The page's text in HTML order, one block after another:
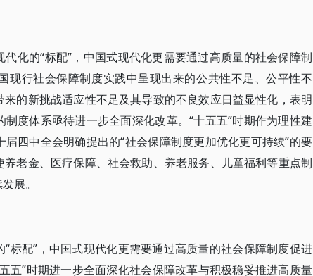
化的“标配”，中国式现代化更需要通过高质量的社会保障制
现行社会保障制度实践中呈现出来的公共性不足、公平性不
的新挑战适应性不足及其导致的不良效应日益显性化，表明
度体系亟待进一步全面深化改革。“十五五”时期作为理性建
四中全会明确提出的“社会保障制度更加优化更可持续”的要
老金、医疗保障、社会救助、养老服务、儿童福利等重点制
展。
标配”，中国式现代化更需要通过高质量的社会保障制度促进
五”时期进一步全面深化社会保障改革与积极稳妥推进高质量